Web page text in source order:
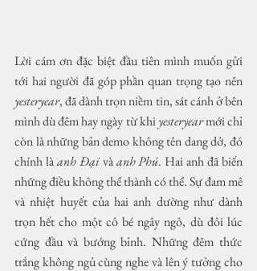
Lời cám ơn đặc biệt đầu tiên mình muốn gửi
yesteryear, đã dành trọn niềm tin, sát cánh ở bên
mình dù đêm hay ngày từ khi yesteryear mới chỉ
còn là những bản demo không tên dang dở, đó
chính là anh Đại và anh Phú. Hai anh đã biến
những điều không thể thành có thể. Sự đam mê
và nhiệt huyết của hai anh dường như dành
trọn hết cho một cô bé ngây ngô, dù đôi lúc
cứng đầu và bướng bỉnh. Những đêm thức
trắng không ngủ cùng nghe và lên ý tưởng cho